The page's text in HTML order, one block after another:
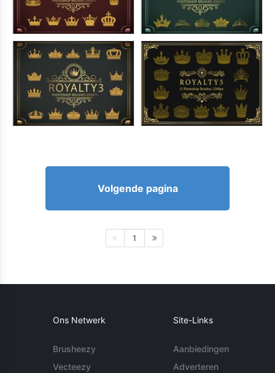
Volgende pagina
1
Ons Netwerk
Brusheezy
Vecteezy
Site-Links
Aanbiedingen
Adverteren